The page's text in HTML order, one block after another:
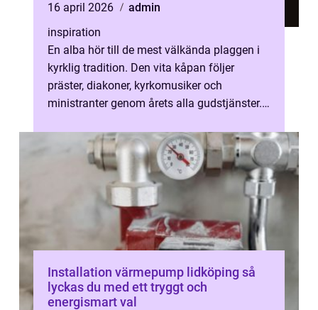
16 april 2026
admin
inspiration
En alba hör till de mest välkända plaggen i
kyrklig tradition. Den vita kåpan följer
präster, diakoner, kyrkomusiker och
ministranter genom årets alla gudstjänster.
Installation värmepump lidköping så
lyckas du med ett tryggt och
energismart val